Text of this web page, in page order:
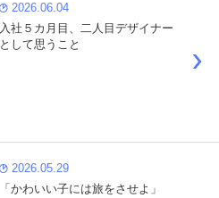
2026.06.04
入社５カ月目、二人目デザイナー
として思うこと
2026.05.29
「かわいい子には旅をさせよ」